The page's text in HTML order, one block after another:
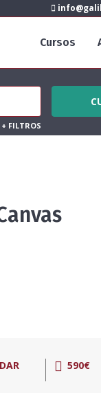
Cursos
+ FILTROS
590€